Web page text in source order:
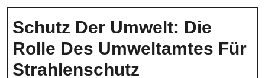
Vor
Radioaktiven
Gefahren
Schutz Der Umwelt: Die
Rolle Des Umweltamtes Für
Strahlenschutz